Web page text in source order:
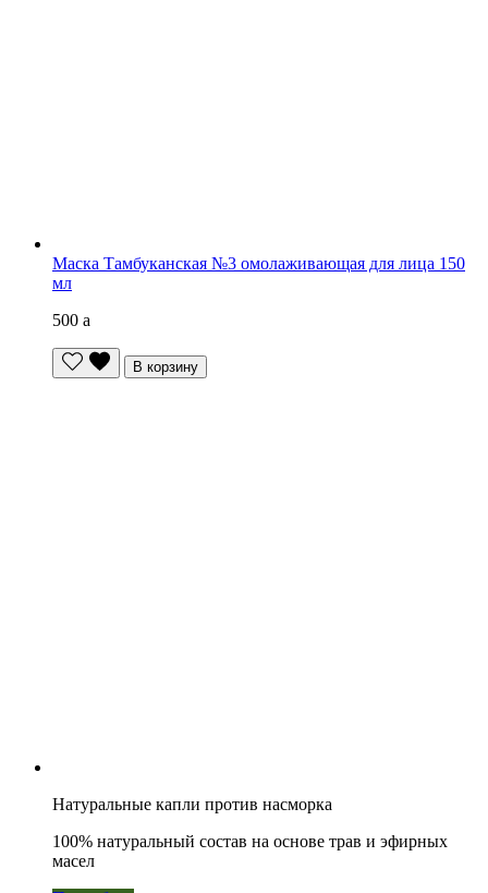
Маска Тамбуканская №3 омолаживающая для лица 150
мл
500 a
В корзину
Натуральные капли против насморка
100% натуральный состав на основе трав и эфирных
масел